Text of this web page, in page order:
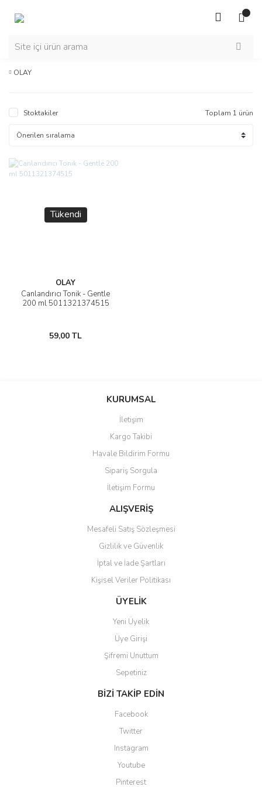
OLAY
Stoktakiler Toplam 1 ürün
Tükendi
OLAY
Canlandırıcı Tonik - Gentle
200 ml 5011321374515
59,00 TL
KURUMSAL
İletişim
Kargo Takibi
Havale Bildirim Formu
Sipariş Sorgula
İletişim Formu
ALIŞVERİŞ
Mesafeli Satış Sözleşmesi
Gizlilik ve Güvenlik
İptal ve İade Şartları
Kişisel Veriler Politikası
ÜYELİK
Yeni Üyelik
Üye Girişi
Şifremi Unuttum
Sepetiniz
BİZİ TAKİP EDİN
Facebook
Twitter
Instagram
Youtube
Pinterest